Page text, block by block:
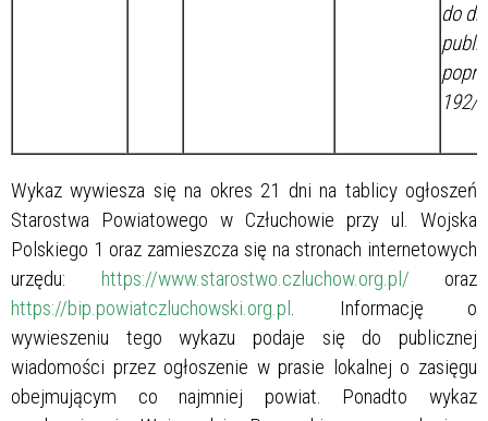
do
192/
Wykaz wywiesza się na okres 21 dni na tablicy ogłoszeń
Starostwa Powiatowego w Człuchowie przy ul. Wojska
Polskiego 1 oraz zamieszcza się na stronach internetowych
urzędu: https://www.starostwo.czluchow.org.pl/ oraz
https://bip.powiatczluchowski.org.pl. Informację o
wywieszeniu tego wykazu podaje się do publicznej
wiadomości przez ogłoszenie w prasie lokalnej o zasięgu
obejmującym co najmniej powiat. Ponadto wykaz